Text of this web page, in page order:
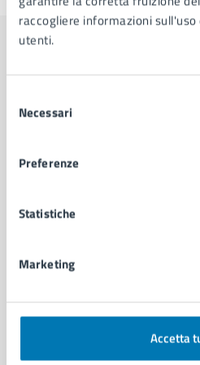
raccogliere informazioni
utenti.
delNecessari
Preferenze
Statistiche
Marketing
Accetta
Servizio Politiche Giovanili
Servizio Promozione Attività